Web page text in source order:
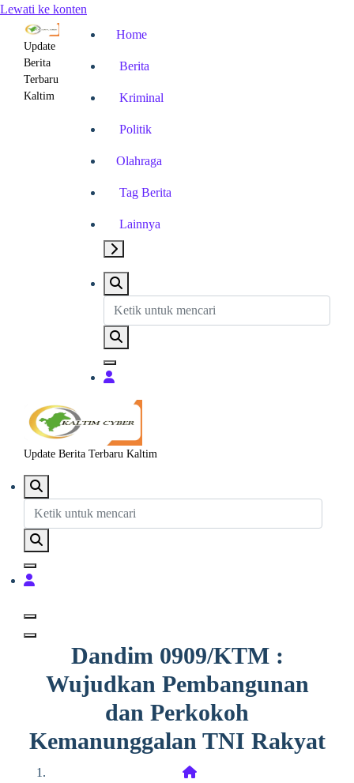
Lewati ke konten
Update
Berita
Terbaru
Kaltim
Home
Berita
Kriminal
Politik
Olahraga
Tag Berita
Lainnya
Update Berita Terbaru Kaltim
Dandim 0909/KTM :
Wujudkan Pembangunan
dan Perkokoh
Kemanunggalan TNI Rakyat